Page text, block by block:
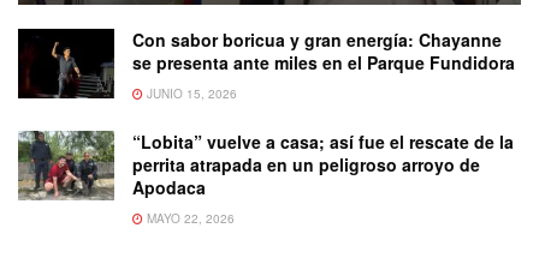
Con sabor boricua y gran energía: Chayanne
se presenta ante miles en el Parque Fundidora
JUNIO 15, 2026
“Lobita” vuelve a casa; así fue el rescate de la
perrita atrapada en un peligroso arroyo de
Apodaca
MAYO 22, 2026